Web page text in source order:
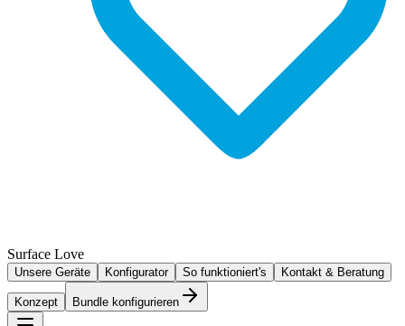
Surface Love
Unsere Geräte Konfigurator So funktioniert's Kontakt & Beratung
Konzept Bundle konfigurieren